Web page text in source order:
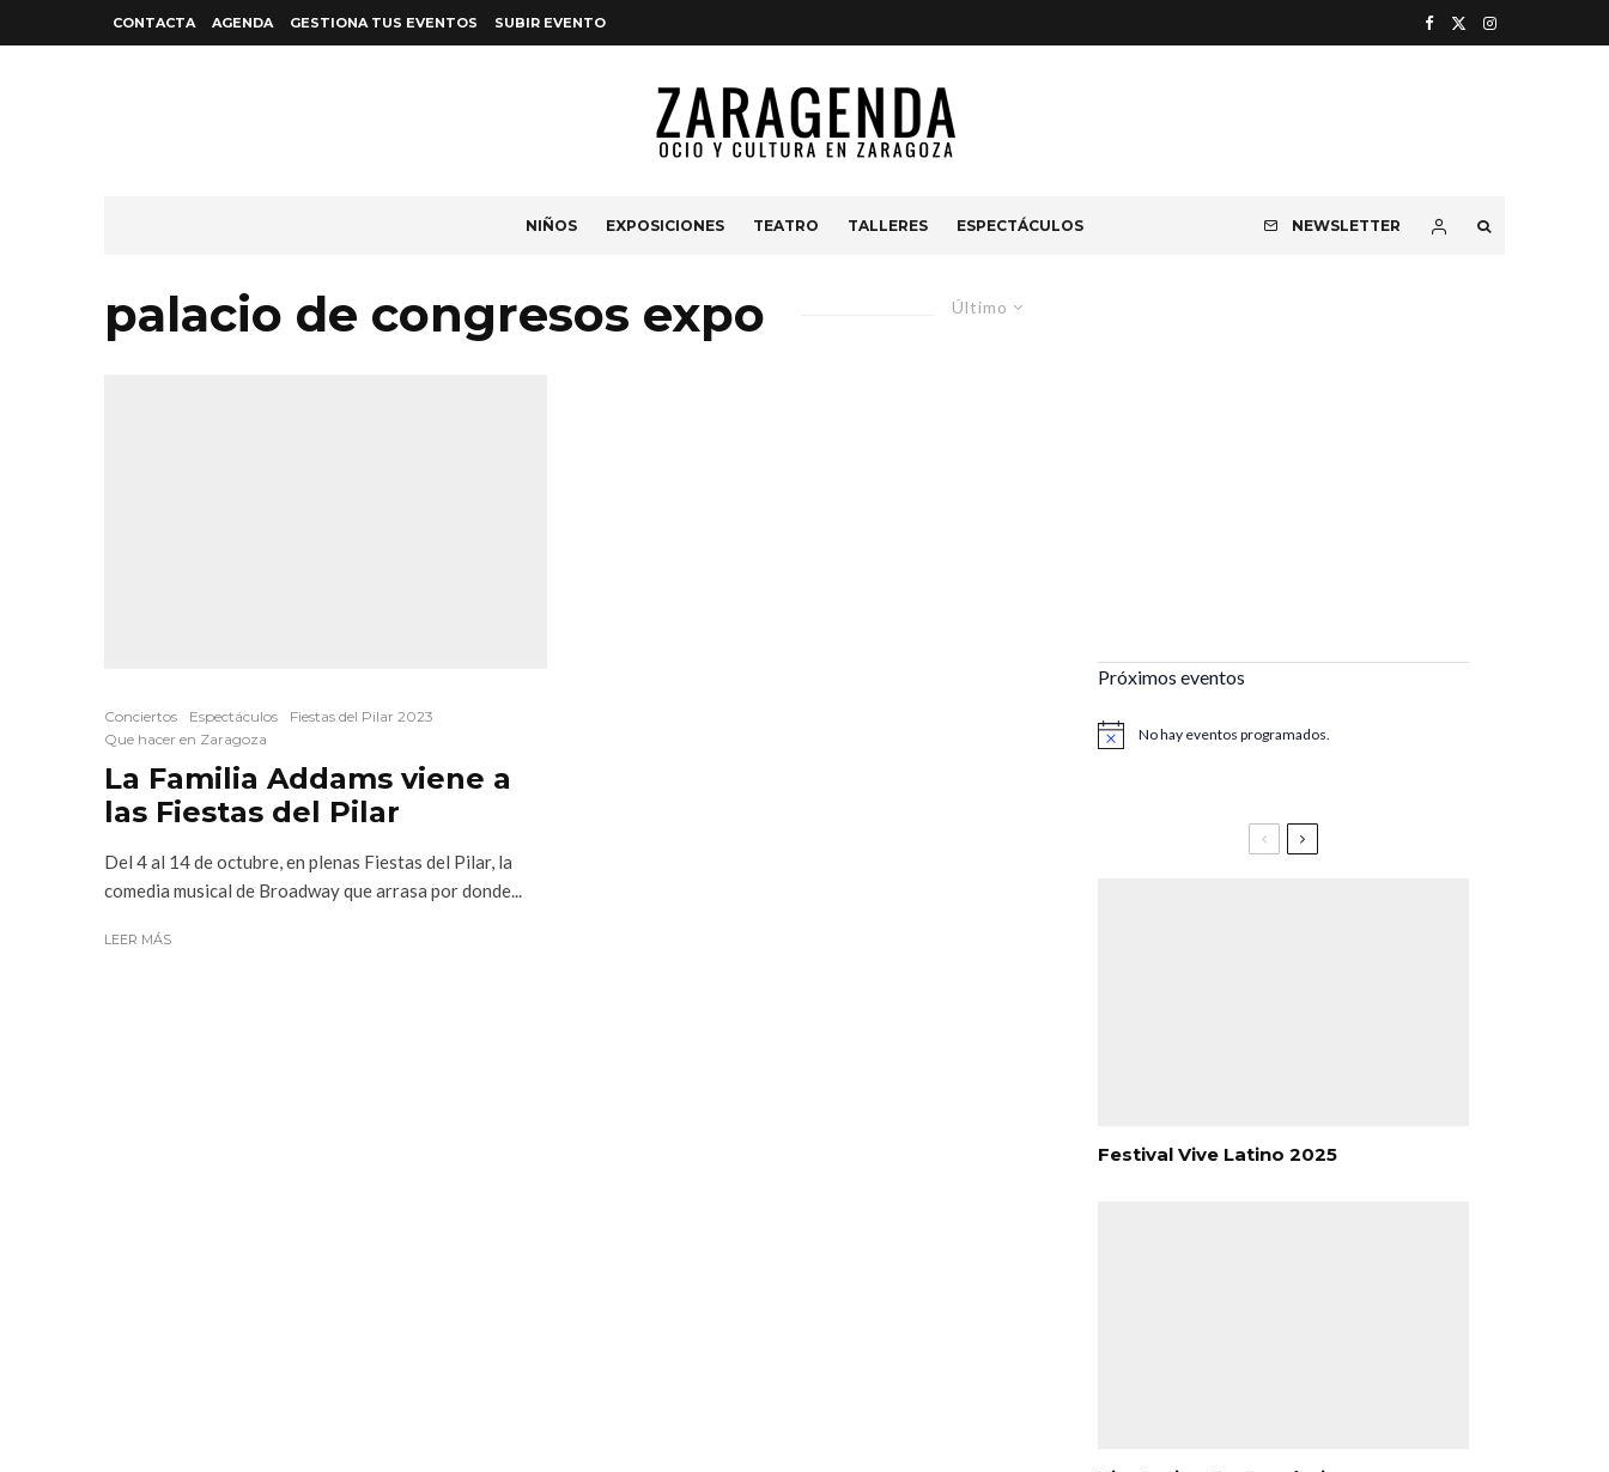
CONTACTA AGENDA GESTIONA TUS EVENTOS SUBIR EVENTO
NIÑOS EXPOSICIONES TEATRO TALLERES ESPECTÁCULOS NEWSLETTER
Último
palacio de congresos expo
Conciertos Espectáculos
Fiestas del Pilar 2023
Que hacer en Zaragoza
La Familia Addams viene a
las Fiestas del Pilar
Del 4 al 14 de octubre, en plenas Fiestas del Pilar, la
comedia musical de Broadway que arrasa por donde...
LEER MÁS
Próximos eventos
Aviso No hay eventos programados.
Festival Vive Latino 2025